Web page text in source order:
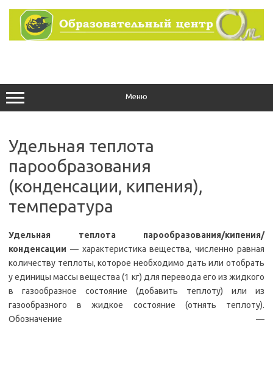
содержимому
Меню
Удельная теплота
парообразования
(конденсации, кипения),
температура
Удельная теплота парообразования/кипения/
конденсации — характеристика вещества, численно равная
количеству теплоты, которое необходимо дать или отобрать
у единицы массы вещества (1 кг) для перевода его из жидкого
в газообразное состояние (добавить теплоту) или из
газообразного в жидкое состояние (отнять теплоту).
Обозначение —